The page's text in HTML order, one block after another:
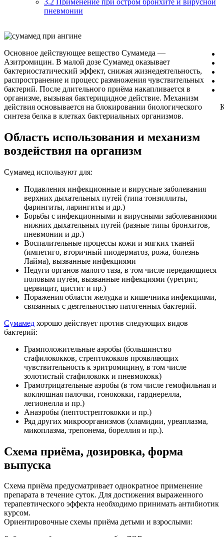
пневмонии
Основное действующее вещество Сумамеда —
Азитромицин. В малой дозе Сумамед оказывает
бактериостатический эффект, снижая жизнедеятельность,
распространение и процесс размножения чувствительных
бактерий. После длительного приёма накапливается в
организме, вызывая бактерицидное действие. Механизм
действия основывается на блокировании биологического
синтеза белка в клетках бактериальных организмов.
Область использования и механизм
воздействия на организм
Сумамед используют для:
Подавления инфекционные и вирусные заболевания
верхних дыхательных путей (типа тонзиллиты,
фарингиты, ларингиты и др.)
Борьбы с инфекционными и вирусными заболеваниями
нижних дыхательных путей (разные типы бронхитов,
пневмонии и др.)
Воспалительные процессы кожи и мягких тканей
(импетиго, вторичный пиодерматоз, рожа, болезнь
Лайма), вызванные инфекциями
Недуги органов малого таза, в том числе передающиеся
половым путём, вызванные инфекциями (уретрит,
цервицит, цистит и пр.)
Поражения области желудка и кишечника инфекциями,
связанных с деятельностью патогенных бактерий.
Сумамед хорошо действует против следующих видов
бактерий:
Грамположительные аэробы (большинство
стафилококков, стрептококков проявляющих
чувствительность к эритромицину, в том числе
золотистый стафилококк и пневмококк)
Грамотрицательные аэробы (в том числе гемофильная и
коклюшная палочки, гонококки, гарднерелла,
легионелла и пр.)
Анаэробы (пептострептококки и пр.)
Ряд других микроорганизмов (хламидии, уреаплазма,
микоплазма, трепонема, бореллия и пр.).
Схема приёма, дозировка, форма
выпуска
Схема приёма предусматривает однократное применение
препарата в течение суток. Для достижения выраженного
терапевтического эффекта необходимо принимать антибиотик
курсом.
Ориентировочные схемы приёма детьми и взрослыми: